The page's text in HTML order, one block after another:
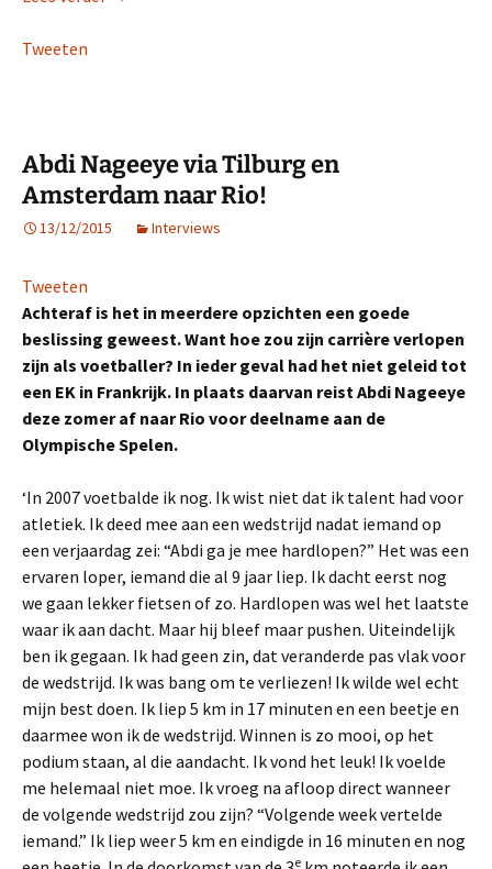
Tweeten
Abdi Nageeye via Tilburg en
Amsterdam naar Rio!
13/12/2015 Interviews
Tweeten
Achteraf is het in meerdere opzichten een goede
beslissing geweest. Want hoe zou zijn carrière verlopen
zijn als voetballer? In ieder geval had het niet geleid tot
een EK in Frankrijk. In plaats daarvan reist Abdi Nageeye
deze zomer af naar Rio voor deelname aan de
Olympische Spelen.
‘In 2007 voetbalde ik nog. Ik wist niet dat ik talent had voor
atletiek. Ik deed mee aan een wedstrijd nadat iemand op
een verjaardag zei: “Abdi ga je mee hardlopen?” Het was een
ervaren loper, iemand die al 9 jaar liep. Ik dacht eerst nog
we gaan lekker fietsen of zo. Hardlopen was wel het laatste
waar ik aan dacht. Maar hij bleef maar pushen. Uiteindelijk
ben ik gegaan. Ik had geen zin, dat veranderde pas vlak voor
de wedstrijd. Ik was bang om te verliezen! Ik wilde wel echt
mijn best doen. Ik liep 5 km in 17 minuten en een beetje en
daarmee won ik de wedstrijd. Winnen is zo mooi, op het
podium staan, al die aandacht. Ik vond het leuk! Ik voelde
me helemaal niet moe. Ik vroeg na afloop direct wanneer
de volgende wedstrijd zou zijn? “Volgende week vertelde
iemand.” Ik liep weer 5 km en eindigde in 16 minuten en nog
e